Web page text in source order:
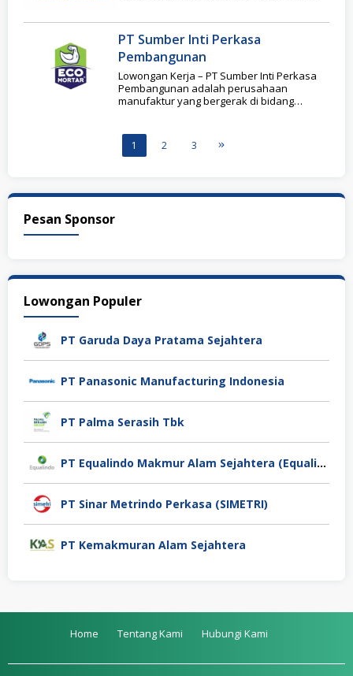
PT Sumber Inti Perkasa
Pembangunan
Lowongan Kerja – PT Sumber Inti Perkasa
Pembangunan adalah perusahaan
manufaktur yang bergerak di bidang
1 2 3
Pesan Sponsor
Lowongan Populer
PT Garuda Daya Pratama Sejahtera
PT Panasonic Manufacturing Indonesia
PT Palma Serasih Tbk
PT Equalindo Makmur Alam Sejahtera (Equalindo Group)
PT Sinar Metrindo Perkasa (SIMETRI)
PT Kemakmuran Alam Sejahtera
Home Tentang Kami Hubungi Kami